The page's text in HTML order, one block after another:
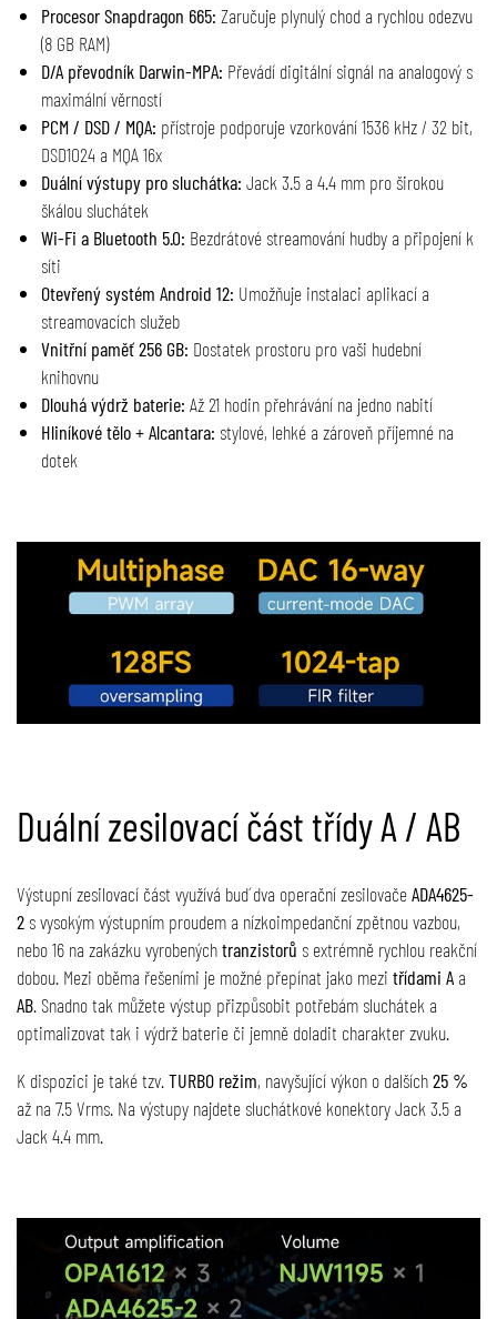
Procesor Snapdragon 665: Zaručuje plynulý chod a rychlou odezvu
(8 GB RAM)
D/A převodník Darwin-MPA: Převádí digitální signál na analogový s
maximální věrností
PCM / DSD / MQA: přístroje podporuje vzorkování 1536 kHz / 32 bit,
DSD1024 a MQA 16x
Duální výstupy pro sluchátka: Jack 3.5 a 4.4 mm pro širokou
škálou sluchátek
Wi-Fi a Bluetooth 5.0: Bezdrátové streamování hudby a připojení k
síti
Otevřený systém Android 12: Umožňuje instalaci aplikací a
streamovacích služeb
Vnitřní paměť 256 GB: Dostatek prostoru pro vaši hudební
knihovnu
Dlouhá výdrž baterie: Až 21 hodin přehrávání na jedno nabití
Hliníkové tělo + Alcantara: stylové, lehké a zároveň příjemné na
dotek
Duální zesilovací část třídy A / AB
Výstupní zesilovací část využívá buď dva operační zesilovačeADA4625-
2s vysokým výstupním proudem a nízkoimpedanční zpětnou vazbou,
nebo 16 na zakázku vyrobenýchtranzistorů s extrémně rychlou reakční
dobou. Mezi oběma řešeními je možné přepínat jako mezi třídami Aa
AB. Snadno tak můžete výstup přizpůsobit potřebám sluchátek a
optimalizovat tak i výdrž baterie či jemně doladit charakter zvuku.
K dispozici je také tzv.TURBO režim, navyšující výkon o dalších25 %
až na 7.5 Vrms. Na výstupy najdete sluchátkové konektory Jack 3.5 a
Jack 4.4 mm.